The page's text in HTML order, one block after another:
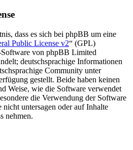
dass es sich bei phpBB um eine
Public License v2“ (GPL)
Software von phpBB Limited
deutschsprachige Informationen
Community unter
gestellt. Beide haben keinen
Weise, wie die Software verwendet
die Verwendung der Software
untersagen oder auf Inhalte
nehmen.